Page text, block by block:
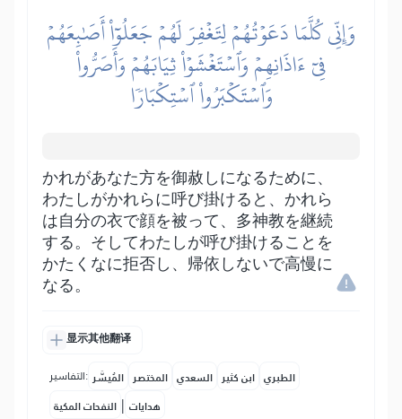
وَإِنِّي كُلَّمَا دَعَوۡتُهُمۡ لِتَغۡفِرَ لَهُمۡ جَعَلُوٓاْ أَصَٰبِعَهُمۡ
فِيٓ ءَاذَانِهِمۡ وَٱسۡتَغۡشَوۡاْ ثِيَابَهُمۡ وَأَصَرُّواْ
وَٱسۡتَكۡبَرُواْ ٱسۡتِكۡبَارٗا
かれがあなた方を御赦しになるために、
わたしがかれらに呼び掛けると、かれら
は自分の衣で顔を被って、多神教を継続
する。そしてわたしが呼び掛けることを
かたくなに拒否し、帰依しないで高慢に
なる。
显示其他翻译
التفاسير: المُيسَّر المختصر السعدي ابن كثير الطبري
النفحات المكية | هدايات